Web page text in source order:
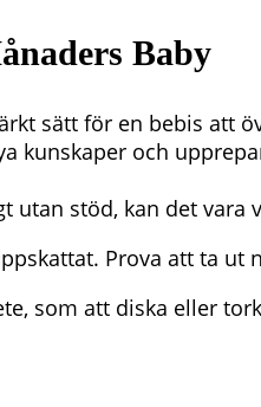
Baby
sätt för en bebis att
kunskaper och
stöd, kan det
Prova att ta
som att diska eller